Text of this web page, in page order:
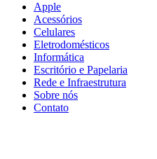
Apple
Acessórios
Celulares
Eletrodomésticos
Informática
Escritório e Papelaria
Rede e Infraestrutura
Sobre nós
Contato